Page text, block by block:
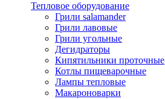
Тепловое оборудование
Грили salamander
Грили лавовые
Грили угольные
Дегидраторы
Кипятильники проточные
Котлы пищеварочные
Лампы тепловые
Макароноварки